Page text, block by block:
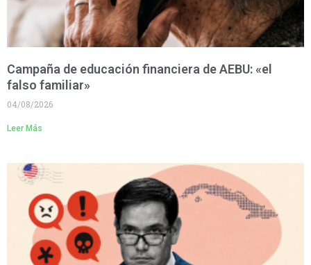
Campaña de educación financiera de AEBU: «el
falso familiar»
04/08/2026
Leer Más